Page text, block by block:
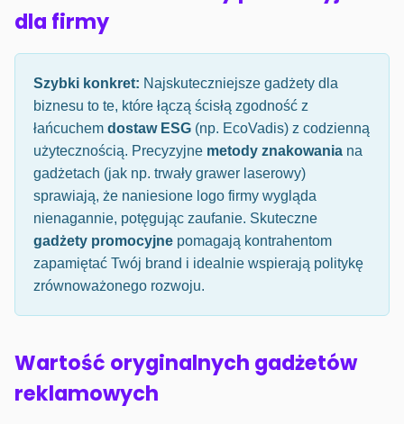
dla firmy
Szybki konkret: Najskuteczniejsze gadżety dla
biznesu to te, które łączą ścisłą zgodność z
łańcuchem dostaw ESG (np. EcoVadis) z codzienną
użytecznością. Precyzyjne metody znakowania na
gadżetach (jak np. trwały grawer laserowy)
sprawiają, że naniesione logo firmy wygląda
nienagannie, potęgując zaufanie. Skuteczne
gadżety promocyjne pomagają kontrahentom
zapamiętać Twój brand i idealnie wspierają politykę
zrównoważonego rozwoju.
Wartość oryginalnych gadżetów
reklamowych